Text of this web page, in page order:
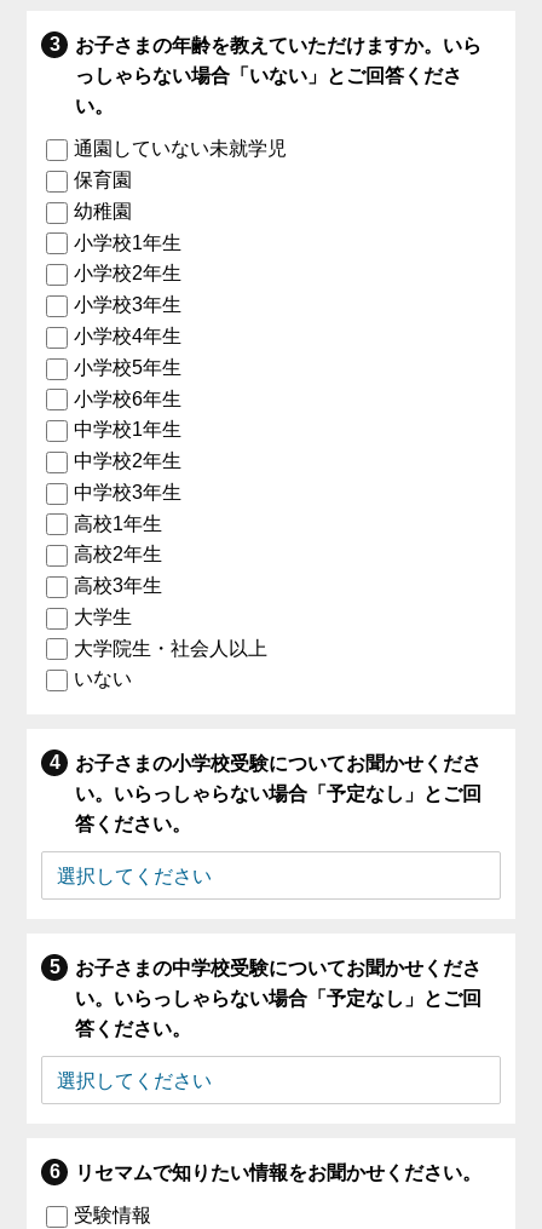
お子さまの年齢を教えていただけますか。いら
っしゃらない場合「いない」とご回答くださ
い。
通園していない未就学児
保育園
幼稚園
小学校1年生
小学校2年生
小学校3年生
小学校4年生
小学校5年生
小学校6年生
中学校1年生
中学校2年生
中学校3年生
高校1年生
高校2年生
高校3年生
大学生
大学院生・社会人以上
いない
お子さまの小学校受験についてお聞かせくださ
い。いらっしゃらない場合「予定なし」とご回
答ください。
お子さまの中学校受験についてお聞かせくださ
い。いらっしゃらない場合「予定なし」とご回
答ください。
リセマムで知りたい情報をお聞かせください。
受験情報